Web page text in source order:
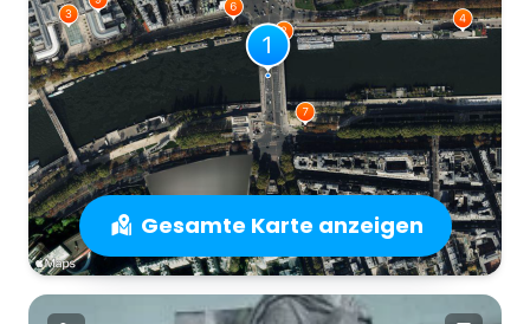
Gesamte Karte anzeigen